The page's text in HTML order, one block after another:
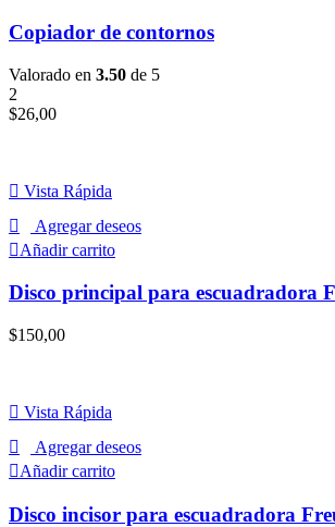
Copiador de contornos
Valorado en 3.50 de 5
2
$26,00
Vista Rápida
Agregar deseos
Añadir carrito
Disco principal para escuadradora
$150,00
Vista Rápida
Agregar deseos
Añadir carrito
Disco incisor para escuadradora